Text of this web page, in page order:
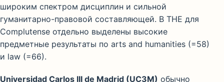
широким спектром дисциплин и сильной
гуманитарно-правовой составляющей. В THE для
Complutense отдельно выделены высокие
предметные результаты по arts and humanities (=58)
и law (=66).
Universidad Carlos III de Madrid (UC3M) обычно